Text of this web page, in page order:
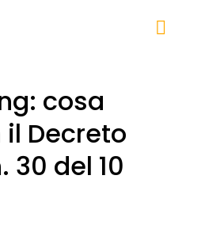
cosa
Decreto
30 del 10